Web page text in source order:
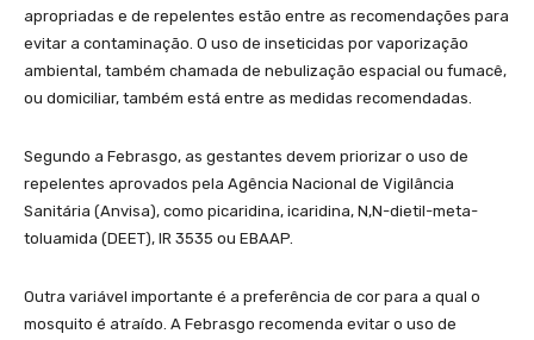
apropriadas e de repelentes estão entre as recomendações para
evitar a contaminação. O uso de inseticidas por vaporização
ambiental, também chamada de nebulização espacial ou fumacê,
ou domiciliar, também está entre as medidas recomendadas.
Segundo a Febrasgo, as gestantes devem priorizar o uso de
repelentes aprovados pela Agência Nacional de Vigilância
Sanitária (Anvisa), como picaridina, icaridina, N,N-dietil-meta-
toluamida (DEET), IR 3535 ou EBAAP.
Outra variável importante é a preferência de cor para a qual o
mosquito é atraído. A Febrasgo recomenda evitar o uso de